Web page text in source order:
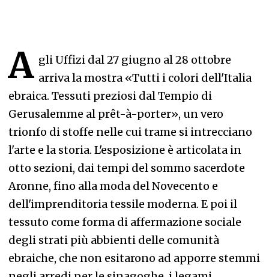
A gli Uffizi dal 27 giugno al 28 ottobre
arriva la mostra «Tutti i colori dell'Italia
ebraica. Tessuti preziosi dal Tempio di
Gerusalemme al prêt-à-porter», un vero
trionfo di stoffe nelle cui trame si intrecciano
l'arte e la storia. L'esposizione è articolata in
otto sezioni, dai tempi del sommo sacerdote
Aronne, fino alla moda del Novecento e
dell'imprenditoria tessile moderna. E poi il
tessuto come forma di affermazione sociale
degli strati più abbienti delle comunità
ebraiche, che non esitarono ad apporre stemmi